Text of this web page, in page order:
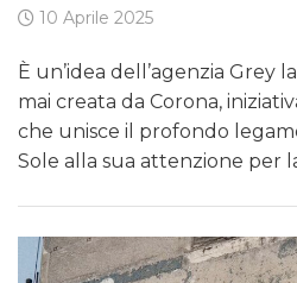
10 Aprile 2025
È un’idea dell’agenzia Grey
mai creata da Corona,
che unisce il profondo
Sole alla sua attenzione per